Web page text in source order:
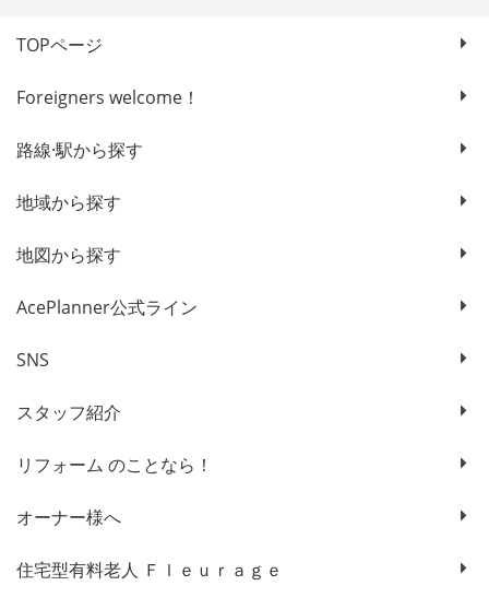
TOPページ
Foreigners welcome！
路線·駅から探す
地域から探す
地図から探す
AcePlanner公式ライン
SNS
スタッフ紹介
リフォーム のことなら！
オーナー様へ
住宅型有料老人 Ｆｌｅｕｒａｇｅ